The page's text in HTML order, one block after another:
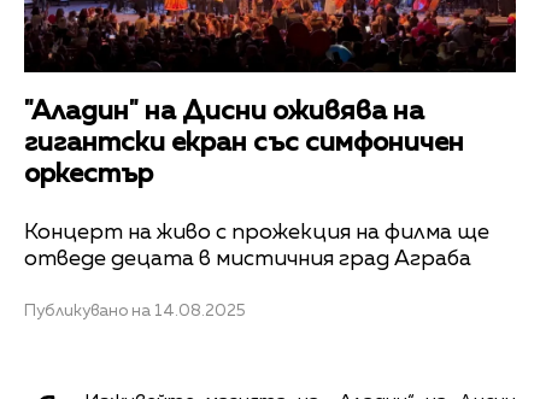
"Аладин" на Дисни оживява на
гигантски екран със симфоничен
оркестър
Концерт на живо с прожекция на филма ще
отведе децата в мистичния град Аграба
Публикувано на 14.08.2025